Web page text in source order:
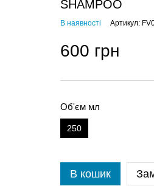
SHAMPOO
В наявності Артикул:
600 грн
Об'єм мл
250
В кошик